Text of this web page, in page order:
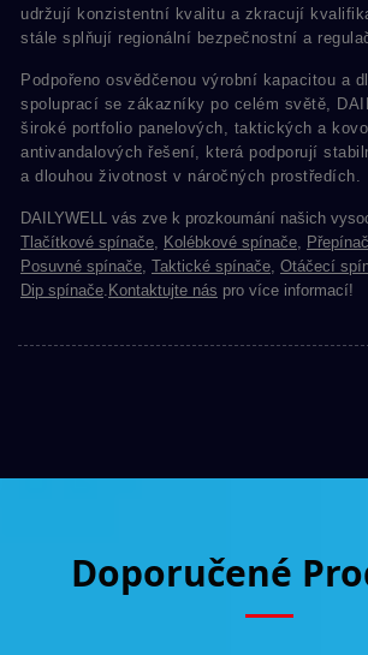
udržují konzistentní kvalitu a zkracují
stále splňují regionální bezpečnostní a
Podpořeno osvědčenou výrobní kapacitou a
spoluprací se zákazníky po celém světě,
široké portfolio panelových, taktických a
antivandalových řešení, která podporují
a dlouhou životnost v náročných prostředích.
DAILYWELL vás zve k prozkoumání našich
Tlačítkové spínače Kolébkové spínače
Posuvné spínače Taktické spínače Otáčecí
Dip spínače Kontaktujte nás pro více informací!
Doporučené